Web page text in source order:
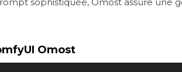
Omost